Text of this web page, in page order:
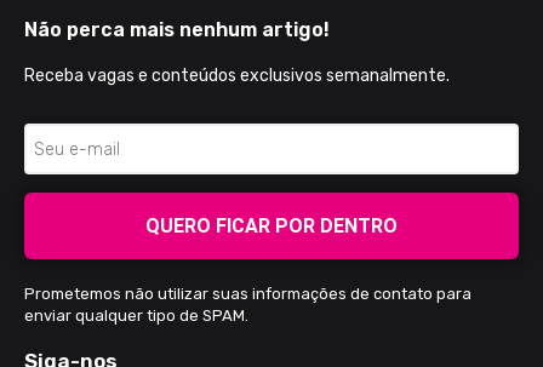
Não perca mais nenhum artigo!
Receba vagas e conteúdos exclusivos semanalmente.
QUERO FICAR POR DENTRO
Prometemos não utilizar suas informações de contato para
enviar qualquer tipo de SPAM.
Siga-nos